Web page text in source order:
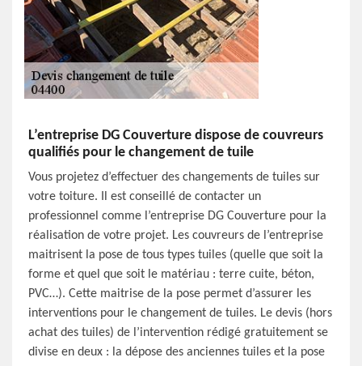
L’entreprise DG Couverture dispose de couvreurs
qualifiés pour le changement de tuile
Vous projetez d’effectuer des changements de tuiles sur
votre toiture. Il est conseillé de contacter un
professionnel comme l’entreprise DG Couverture pour la
réalisation de votre projet. Les couvreurs de l’entreprise
maitrisent la pose de tous types tuiles (quelle que soit la
forme et quel que soit le matériau : terre cuite, béton,
PVC…). Cette maitrise de la pose permet d’assurer les
interventions pour le changement de tuiles. Le devis (hors
achat des tuiles) de l’intervention rédigé gratuitement se
divise en deux : la dépose des anciennes tuiles et la pose